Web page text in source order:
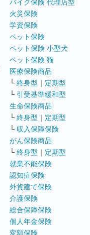
バイク保険 代理店型
火災保険
学資保険
ペット保険
ペット保険 小型犬
ペット保険 猫
医療保険商品
└ 終身型 ｜ 定期型
└ 引受基準緩和型
生命保険商品
└ 終身型 ｜ 定期型
└ 収入保障保険
がん保険商品
└ 終身型 ｜ 定期型
就業不能保険
認知症保険
外貨建て保険
介護保険
総合保障保険
個人年金保険
変額保険